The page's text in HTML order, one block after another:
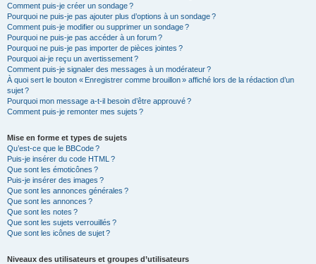
Comment puis-je créer un sondage ?
Pourquoi ne puis-je pas ajouter plus d’options à un sondage ?
Comment puis-je modifier ou supprimer un sondage ?
Pourquoi ne puis-je pas accéder à un forum ?
Pourquoi ne puis-je pas importer de pièces jointes ?
Pourquoi ai-je reçu un avertissement ?
Comment puis-je signaler des messages à un modérateur ?
À quoi sert le bouton « Enregistrer comme brouillon » affiché lors de la rédaction d’un
sujet ?
Pourquoi mon message a-t-il besoin d’être approuvé ?
Comment puis-je remonter mes sujets ?
Mise en forme et types de sujets
Qu’est-ce que le BBCode ?
Puis-je insérer du code HTML ?
Que sont les émoticônes ?
Puis-je insérer des images ?
Que sont les annonces générales ?
Que sont les annonces ?
Que sont les notes ?
Que sont les sujets verrouillés ?
Que sont les icônes de sujet ?
Niveaux des utilisateurs et groupes d’utilisateurs